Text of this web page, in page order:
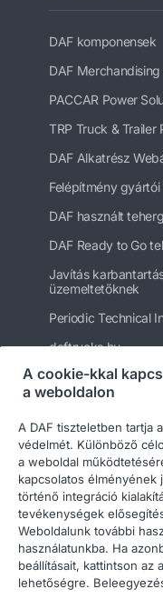
DAF komponensek
DAF
PACCAR Power
TRP Truck & Trailer
DAF Alkatrész
Felépítmény
DAF használt
DAF Ready to Go
Javítás
üzemeltetőknek
Periodic Technical
daftrucks.hu
Egyéb DAF
© 2026 DAF
A cookie-kkal
a weboldalon
A DAF tiszteletben tartja
védelmét. Különböző
a weboldal
kapcsolatos élményének
történő integráció
tevékenységek
Weboldalunk további
használatunkba. Ha
beállításait, kattintson az
lehetőségre.